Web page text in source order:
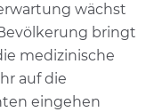
wächst
bringt
medizinische
auf die
eingehen